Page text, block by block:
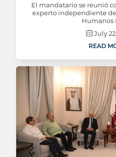
El mandatario se reunió
experto independiente
Humanos
July
READ